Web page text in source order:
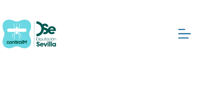
contenido